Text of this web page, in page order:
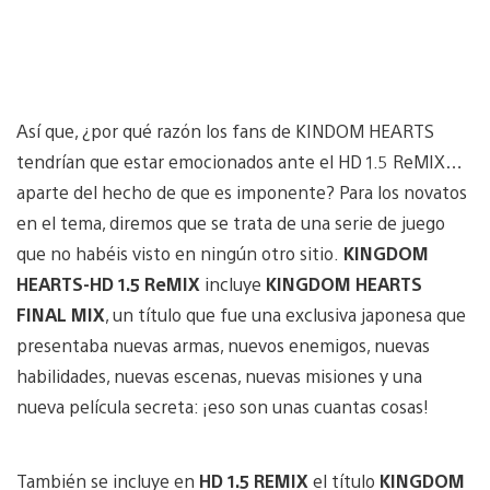
Así que, ¿por qué razón los fans de KINDOM HEARTS
tendrían que estar emocionados ante el HD 1.5 ReMIX…
aparte del hecho de que es imponente? Para los novatos
en el tema, diremos que se trata de una serie de juego
que no habéis visto en ningún otro sitio. KINGDOM
HEARTS-HD 1.5 ReMIX incluye KINGDOM HEARTS
FINAL MIX, un título que fue una exclusiva japonesa que
presentaba nuevas armas, nuevos enemigos, nuevas
habilidades, nuevas escenas, nuevas misiones y una
nueva película secreta: ¡eso son unas cuantas cosas!
También se incluye en HD 1.5 REMIX el título KINGDOM